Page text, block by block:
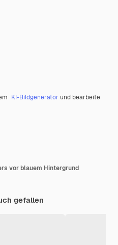
KI-Bildgenerator und bearbeite
vor blauem Hintergrund
gefallen